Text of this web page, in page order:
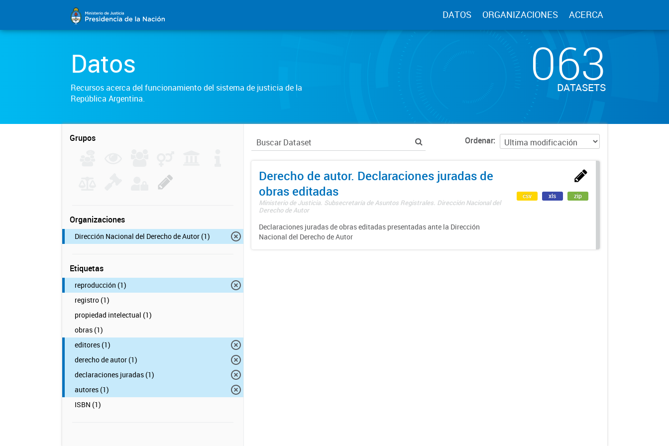
DATOS ORGANIZACIONES ACERCA
Datos
Recursos acerca del funcionamiento del sistema de justicia de la
República Argentina.
063
DATASETS
Grupos
Organizaciones
Dirección Nacional del Derecho de Autor (1)
Etiquetas
reproducción (1)
registro (1)
propiedad intelectual (1)
obras (1)
editores (1)
derecho de autor (1)
declaraciones juradas (1)
autores (1)
ISBN (1)
Ordenar
Derecho de autor. Declaraciones juradas de
obras editadas
Ministerio de Justicia. Subsecretaría de Asuntos Registrales. Dirección Nacional del
Derecho de Autor
Declaraciones juradas de obras editadas presentadas ante la Dirección
Nacional del Derecho de Autor
csv xls zip